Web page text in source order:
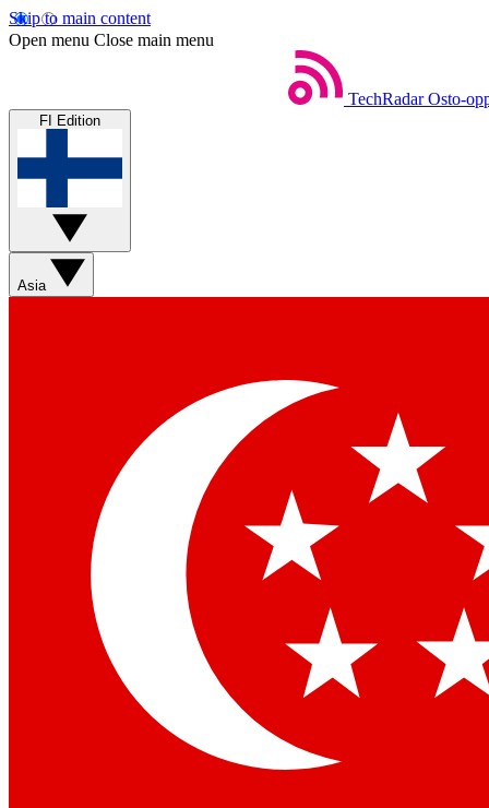
Skip to main content
Open menu Close main menu
TechRadar Osto-
FI Edition
Asia